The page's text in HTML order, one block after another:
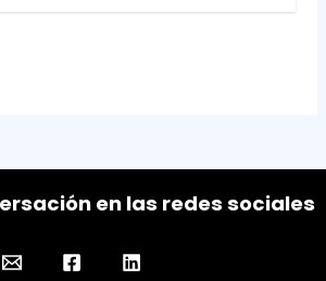
en las redes sociales